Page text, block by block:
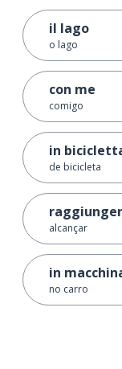
il lago
o lago
con me
comigo
in
de bicicleta
alcançar
in
no carro